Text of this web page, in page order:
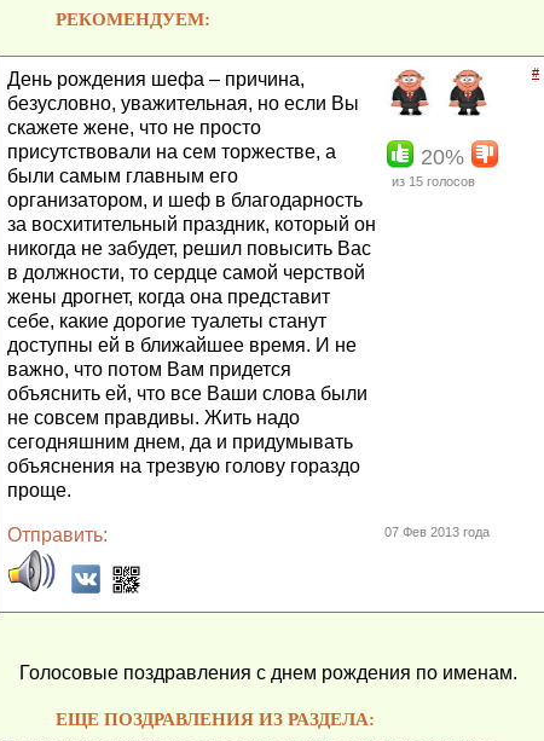
РЕКОМЕНДУЕМ:
День рождения шефа – причина,
безусловно, уважительная, но если Вы
скажете жене, что не просто
присутствовали на сем торжестве, а
были самым главным его
организатором, и шеф в благодарность
за восхитительный праздник, который он
никогда не забудет, решил повысить Вас
в должности, то сердце самой черствой
жены дрогнет, когда она представит
себе, какие дорогие туалеты станут
доступны ей в ближайшее время. И не
важно, что потом Вам придется
объяснить ей, что все Ваши слова были
не совсем правдивы. Жить надо
сегодняшним днем, да и придумывать
объяснения на трезвую голову гораздо
проще.
#
20%
из 15 голосов
Отправить: 07 Фев 2013 года
Голосовые поздравления с днем рождения по именам.
ЕЩЕ ПОЗДРАВЛЕНИЯ ИЗ РАЗДЕЛА: